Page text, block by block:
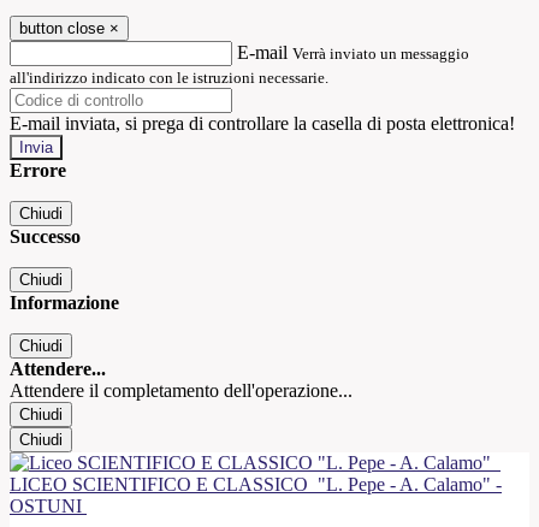
button close ×
E-mail Verrà inviato un messaggio
all'indirizzo indicato con le istruzioni necessarie.
E-mail inviata, si prega di controllare la casella di posta elettronica!
Errore
Chiudi
Successo
Chiudi
Informazione
Chiudi
Attendere...
Attendere il completamento dell'operazione...
Chiudi
Chiudi
LICEO SCIENTIFICO E CLASSICO "L. Pepe - A. Calamo" -
OSTUNI